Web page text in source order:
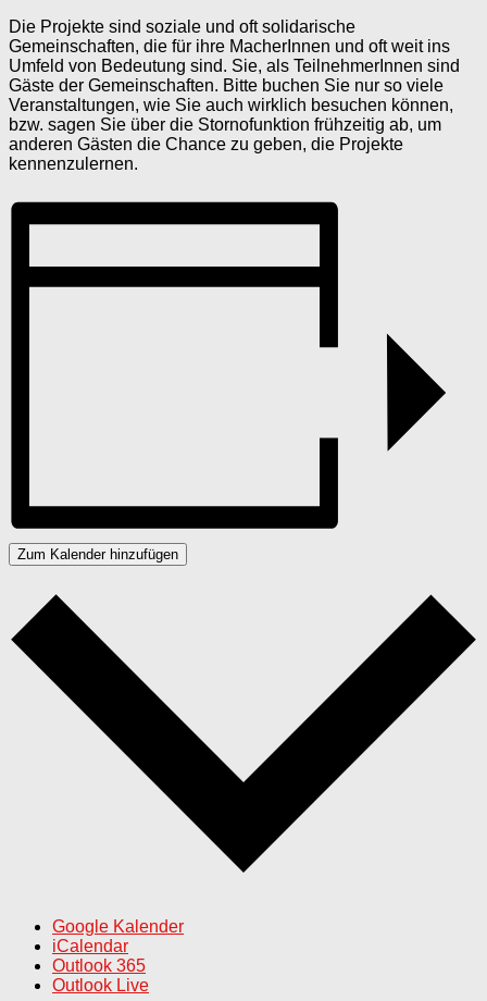
Die Projekte sind soziale und oft solidarische
Gemeinschaften, die für ihre MacherInnen und oft weit ins
Umfeld von Bedeutung sind. Sie, als TeilnehmerInnen sind
Gäste der Gemeinschaften. Bitte buchen Sie nur so viele
Veranstaltungen, wie Sie auch wirklich besuchen können,
bzw. sagen Sie über die Stornofunktion frühzeitig ab, um
anderen Gästen die Chance zu geben, die Projekte
kennenzulernen.
Zum Kalender hinzufügen
Google Kalender
iCalendar
Outlook 365
Outlook Live